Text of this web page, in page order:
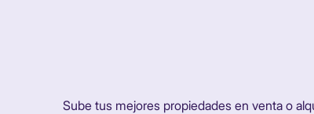
Sube tus mejores propiedades en venta o